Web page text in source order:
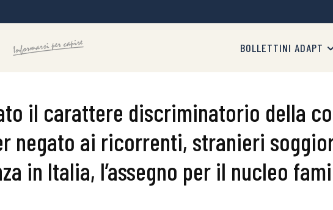
BOLLETTINI ADAPT
il carattere discriminatorio della
negato ai ricorrenti, stranieri
in Italia, l’assegno per il nucleo